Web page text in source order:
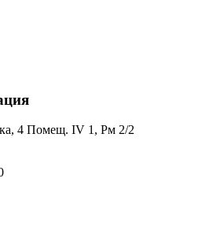
4 Помещ. IV 1, Рм 2/2